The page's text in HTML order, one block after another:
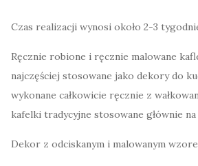
Czas realizacji wynosi około 2-3
Ręcznie robione i ręcznie malowane
najczęściej stosowane jako dekory do
wykonane całkowicie ręcznie z
kafelki tradycyjne stosowane głównie na
Dekor z odciskanym i malowanym